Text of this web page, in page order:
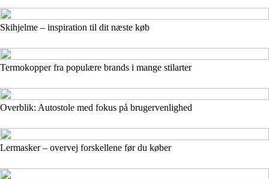
Skihjelme – inspiration til dit næste køb
Termokopper fra populære brands i mange stilarter
Overblik: Autostole med fokus på brugervenlighed
Lermasker – overvej forskellene før du køber